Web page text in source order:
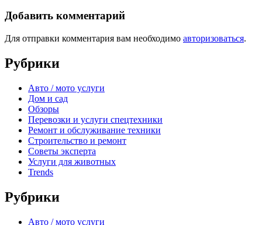
Добавить комментарий
Для отправки комментария вам необходимо авторизоваться.
Рубрики
Авто / мото услуги
Дом и сад
Обзоры
Перевозки и услуги спецтехники
Ремонт и обслуживание техники
Строительство и ремонт
Советы эксперта
Услуги для животных
Trends
Рубрики
Авто / мото услуги